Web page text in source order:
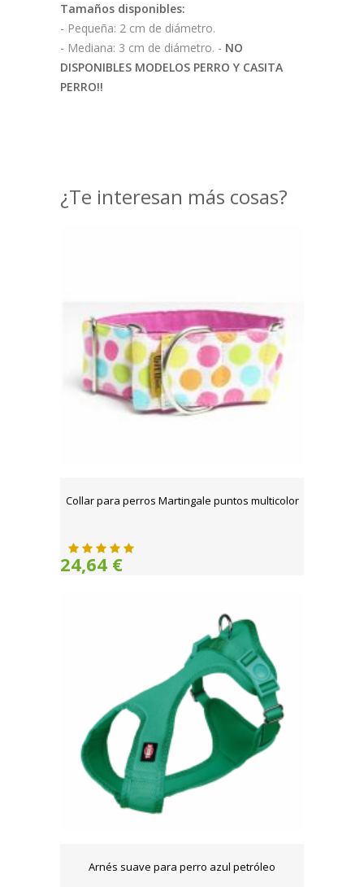
Tamaños disponibles:
- Pequeña: 2 cm de diámetro.
- Mediana: 3 cm de diámetro. - NO
DISPONIBLES MODELOS PERRO Y CASITA
PERRO!!
¿Te interesan más cosas?
Collar para perros Martingale puntos multicolor
24,64 €
Arnés suave para perro azul petróleo